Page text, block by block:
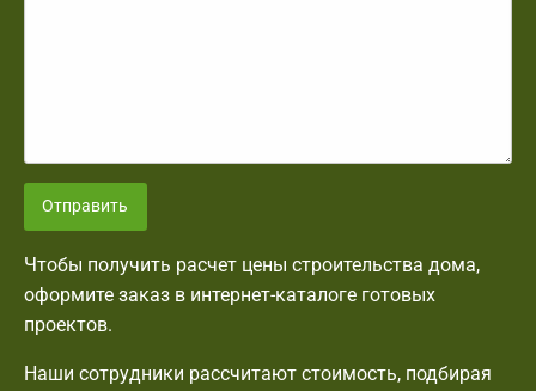
Отправить
Чтобы получить расчет цены строительства дома,
оформите заказ в интернет-каталоге готовых
проектов.
Наши сотрудники рассчитают стоимость, подбирая